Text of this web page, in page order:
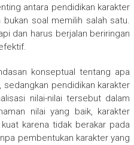
antara pendidikan karakter
soal memilih salah satu.
dan harus berjalan beriringan
konseptual tentang apa
pendidikan karakter
nilai-nilai tersebut dalam
nilai yang baik, karakter
karena tidak berakar pada
pembentukan karakter yang